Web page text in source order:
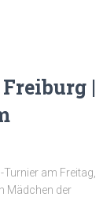
|
am Freitag,
Mädchen der